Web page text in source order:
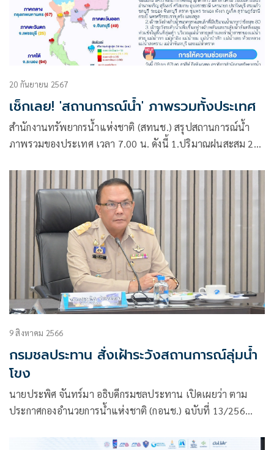
20 กันยายน 2567
เช็กเลย! 'สถานการณ์น้ำ' ภาพรวมทั้งประเทศ
สำนักงานทรัพยากรน้ำแห่งชาติ (สทนช.) สรุปสถานการณ์น้ำ
ภาพรวมของประเทศ เวลา 7.00 น. ดังนี้ 1.ปริมาณฝนสะสม 24
9 สิงหาคม 2566
กรมชลประทาน สั่งเฝ้าระวังสถานการณ์ลุ่มน้ำ
โขง
นายประพิศ จันทร์มา อธิบดีกรมชลประทาน เปิดเผยว่า ตาม
ประกาศกองอำนวยการน้ำแห่งชาติ (กอนช.) ฉบับที่ 13/256